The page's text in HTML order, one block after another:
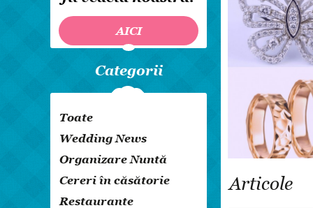
AICI
Categorii
Toate
Wedding News
Organizare Nuntă
Cereri în căsătorie
Restaurante
Articole